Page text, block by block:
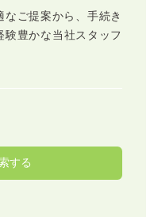
ご提案から、手続き
験豊かな当社スタッフ
する